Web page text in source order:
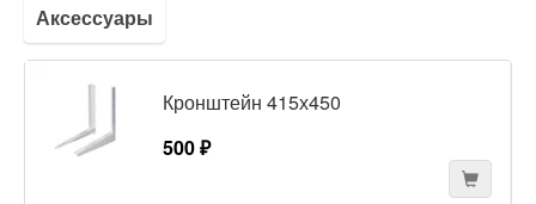
Аксессуары
Кронштейн 415х450
500 ₽